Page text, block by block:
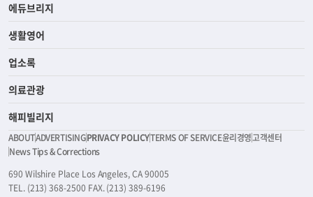
에듀브리지
생활영어
업소록
의료관광
해피빌리지
ABOUTADVERTISINGPRIVACY POLICYTERMS OF SERVICE윤리경영고객센터
News Tips & Corrections
690 Wilshire Place Los Angeles, CA 90005
TEL. (213) 368-2500 FAX. (213) 389-6196